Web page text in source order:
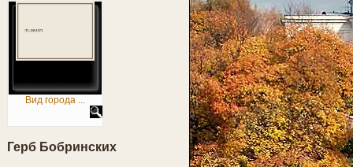
Вид города ...
Герб Бобринских